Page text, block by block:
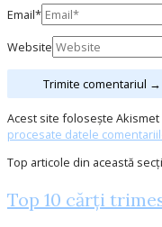
Email*
Website
Acest site folosește
procesate datele
Top articole din această
Top 10 cărți